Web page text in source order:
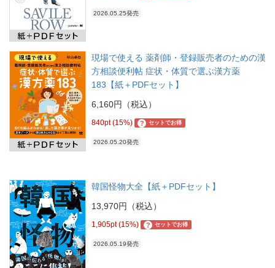
2026.05.25発売
現場で使える 薬剤師・登録販売者のための漢
方相談便利帖 症状・体質で選ぶ漢方薬
183【紙＋PDFセット】
6,160円（税込）
840pt (15%) ? セットでお得
2026.05.20発売
韓国怪物大全【紙＋PDFセット】
13,970円（税込）
1,905pt (15%) ? セットでお得
2026.05.19発売